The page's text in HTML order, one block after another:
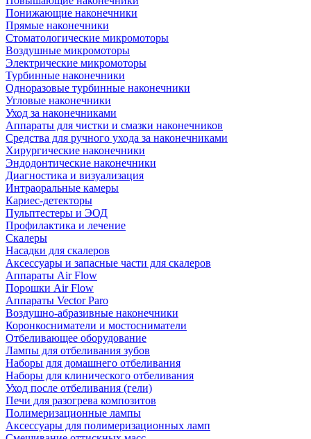
Понижающие наконечники
Прямые наконечники
Стоматологические микромоторы
Воздушные микромоторы
Электрические микромоторы
Турбинные наконечники
Одноразовые турбинные наконечники
Угловые наконечники
Уход за наконечниками
Аппараты для чистки и смазки наконечников
Средства для ручного ухода за наконечниками
Хирургические наконечники
Эндодонтические наконечники
Диагностика и визуализация
Интраоральные камеры
Кариес-детекторы
Пульптестеры и ЭОД
Профилактика и лечение
Скалеры
Насадки для скалеров
Аксессуары и запасные части для скалеров
Аппараты Air Flow
Порошки Air Flow
Аппараты Vector Paro
Воздушно-абразивные наконечники
Коронкосниматели и мостосниматели
Отбеливающее оборудование
Лампы для отбеливания зубов
Наборы для домашнего отбеливания
Наборы для клинического отбеливания
Уход после отбеливания (гели)
Печи для разогрева композитов
Полимеризационные лампы
Аксессуары для полимеризационных ламп